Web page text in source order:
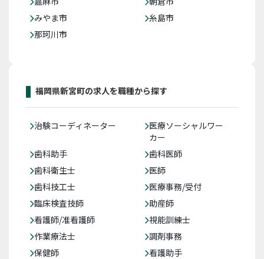
みやま市
糸島市
那珂川市
福岡県新宮町の求人を職種から探す
治験コーディネーター
医療ソーシャルワー
カー
歯科助手
歯科医師
歯科衛生士
医師
歯科技工士
医療事務/受付
臨床検査技師
助産師
看護師/准看護師
視能訓練士
作業療法士
調剤事務
保健師
看護助手